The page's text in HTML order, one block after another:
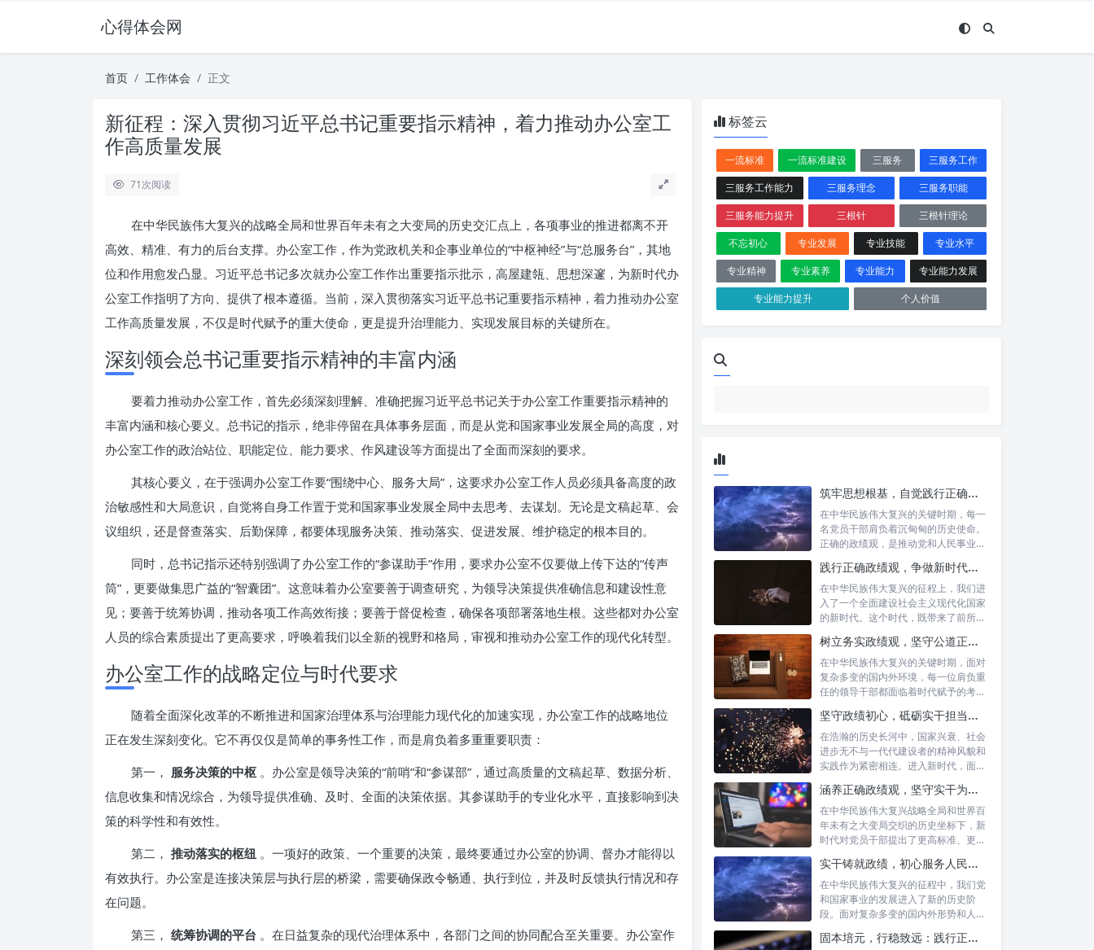
心得体会网
首页 工作体会 正文
新征程：深入贯彻习近平总书记重要指示精神，着力推动办公室工
作高质量发展
71次阅读
在中华民族伟大复兴的战略全局和世界百年未有之大变局的历史交汇点上，各项事业的推进都离不开
高效、精准、有力的后台支撑。办公室工作，作为党政机关和企事业单位的“中枢神经”与“总服务台”，其地
位和作用愈发凸显。习近平总书记多次就办公室工作作出重要指示批示，高屋建瓴、思想深邃，为新时代办
公室工作指明了方向、提供了根本遵循。当前，深入贯彻落实习近平总书记重要指示精神，着力推动办公室
工作高质量发展，不仅是时代赋予的重大使命，更是提升治理能力、实现发展目标的关键所在。
深刻领会总书记重要指示精神的丰富内涵
要着力推动办公室工作，首先必须深刻理解、准确把握习近平总书记关于办公室工作重要指示精神的
丰富内涵和核心要义。总书记的指示，绝非停留在具体事务层面，而是从党和国家事业发展全局的高度，对
办公室工作的政治站位、职能定位、能力要求、作风建设等方面提出了全面而深刻的要求。
其核心要义，在于强调办公室工作要“围绕中心、服务大局”，这要求办公室工作人员必须具备高度的政
治敏感性和大局意识，自觉将自身工作置于党和国家事业发展全局中去思考、去谋划。无论是文稿起草、会
议组织，还是督查落实、后勤保障，都要体现服务决策、推动落实、促进发展、维护稳定的根本目的。
同时，总书记指示还特别强调了办公室工作的“参谋助手”作用，要求办公室不仅要做上传下达的“传声
筒”，更要做集思广益的“智囊团”。这意味着办公室要善于调查研究，为领导决策提供准确信息和建设性意
见；要善于统筹协调，推动各项工作高效衔接；要善于督促检查，确保各项部署落地生根。这些都对办公室
人员的综合素质提出了更高要求，呼唤着我们以全新的视野和格局，审视和推动办公室工作的现代化转型。
办公室工作的战略定位与时代要求
随着全面深化改革的不断推进和国家治理体系与治理能力现代化的加速实现，办公室工作的战略地位
正在发生深刻变化。它不再仅仅是简单的事务性工作，而是肩负着多重重要职责：
第一， 服务决策的中枢 。办公室是领导决策的“前哨”和“参谋部”，通过高质量的文稿起草、数据分析、
信息收集和情况综合，为领导提供准确、及时、全面的决策依据。其参谋助手的专业化水平，直接影响到决
策的科学性和有效性。
第二， 推动落实的枢纽 。一项好的政策、一个重要的决策，最终要通过办公室的协调、督办才能得以
有效执行。办公室是连接决策层与执行层的桥梁，需要确保政令畅通、执行到位，并及时反馈执行情况和存
在问题。
第三， 统筹协调的平台 。在日益复杂的现代治理体系中，各部门之间的协同配合至关重要。办公室作
标签云
一流标准 一流标准建设 三服务
三服务工作
三服务工作能力
三服务理念
三服务职能
三服务能力提升
三根针
三根针理论
不忘初心
专业发展 专业技能
专业水平
专业精神
专业素养 专业能力
专业能力发展
专业能力提升
个人价值
筑牢思想根基，自觉践行正确政绩观：新时代党员干部的价值指引
在中华民族伟大复兴的关键时期，每一
名党员干部肩负着沉甸甸的历史使命。
正确的政绩观，是推动党和人民事业发
践行正确政绩观，争做新时代合格公职人员：新征程的使命与担当
在中华民族伟大复兴的征程上，我们进
入了一个全面建设社会主义现代化国家
的新时代。这个时代，既带来了前所未
树立务实政绩观，坚守公道正派底线：新时代领导干部高质量发展指南
在中华民族伟大复兴的关键时期，面对
复杂多变的国内外环境，每一位肩负重
任的领导干部都面临着时代赋予的考验
坚守政绩初心，砥砺实干担当：新时代高质量发展的精神坐标
在浩瀚的历史长河中，国家兴衰、社会
进步无不与一代代建设者的精神风貌和
实践作为紧密相连。进入新时代，面对
涵养正确政绩观，坚守实干为民情怀：新时代党员干部的责任与担当
在中华民族伟大复兴战略全局和世界百
年未有之大变局交织的历史坐标下，新
时代对党员干部提出了更高标准、更严
实干铸就政绩，初心服务人民：新时代干部担当作为的实践指南
在中华民族伟大复兴的征程中，我们党
和国家事业的发展进入了新的历史阶
段。面对复杂多变的国内外形势和人民
固本培元，行稳致远：践行正确政绩理念，永葆务实清廉作风的时代命题